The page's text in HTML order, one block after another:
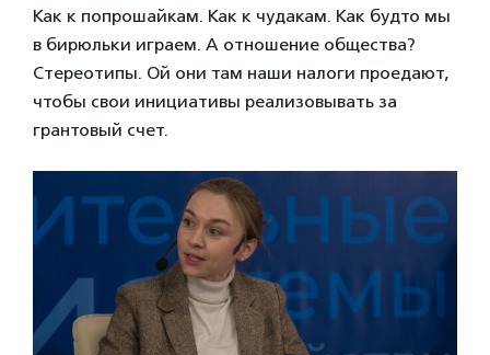
Как к попрошайкам. Как к чудакам. Как будто мы
в бирюльки играем. А отношение общества?
Стереотипы. Ой они там наши налоги проедают,
чтобы свои инициативы реализовывать за
грантовый счет.